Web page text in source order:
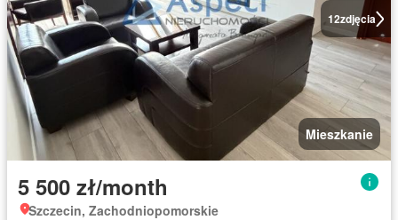
12zdjęcia
Mieszkanie
5 500 zł/month
Szczecin, Zachodniopomorskie